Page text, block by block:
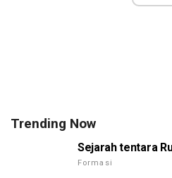
Trending Now
Sejarah tentara
Formasi